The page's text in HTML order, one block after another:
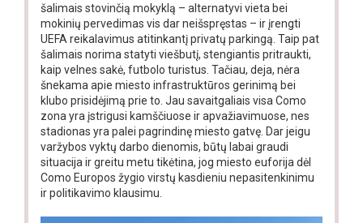
šalimais stovinčią mokyklą – alternatyvi vieta bei
mokinių pervedimas vis dar neišspręstas – ir įrengti
UEFA reikalavimus atitinkantį privatų parkingą. Taip pat
šalimais norima statyti viešbutį, stengiantis pritraukti,
kaip velnes sakė, futbolo turistus. Tačiau, deja, nėra
šnekama apie miesto infrastruktūros gerinimą bei
klubo prisidėjimą prie to. Jau savaitgaliais visa Como
zona yra įstrigusi kamščiuose ir apvažiavimuose, nes
stadionas yra palei pagrindinę miesto gatvę. Dar jeigu
varžybos vyktų darbo dienomis, būtų labai graudi
situacija ir greitu metu tikėtina, jog miesto euforija dėl
Como Europos žygio virstų kasdieniu nepasitenkinimu
ir politikavimo klausimu.